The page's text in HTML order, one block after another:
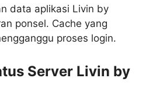
data aplikasi Livin by
ponsel. Cache yang
proses login.
Server Livin by